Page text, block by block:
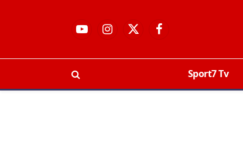
فيسبوكX
الانستغراميوتيوب
Sport7 Tv